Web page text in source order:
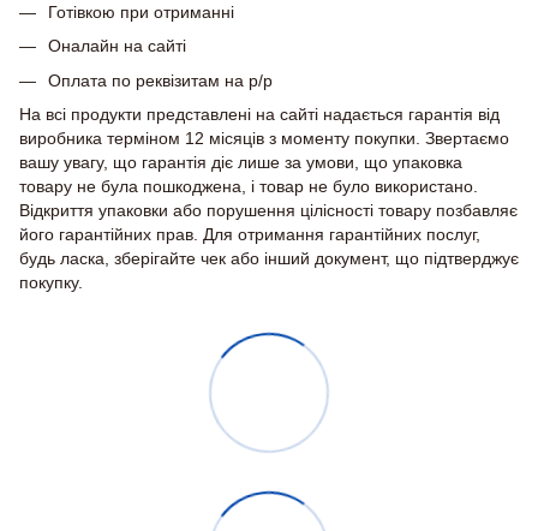
Готівкою при отриманні
Оналайн на сайті
Оплата по реквізитам на р/р
На всі продукти представлені на сайті надається гарантія від
виробника терміном 12 місяців з моменту покупки. Звертаємо
вашу увагу, що гарантія діє лише за умови, що упаковка
товару не була пошкоджена, і товар не було використано.
Відкриття упаковки або порушення цілісності товару позбавляє
його гарантійних прав. Для отримання гарантійних послуг,
будь ласка, зберігайте чек або інший документ, що підтверджує
покупку.